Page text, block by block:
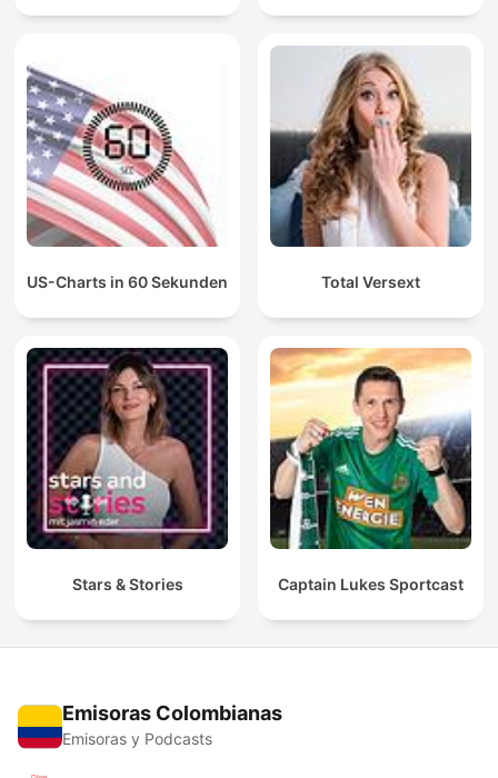
US-Charts in 60 Sekunden Total Versext
Stars & Stories Captain Lukes Sportcast
Emisoras Colombianas
Emisoras y Podcasts